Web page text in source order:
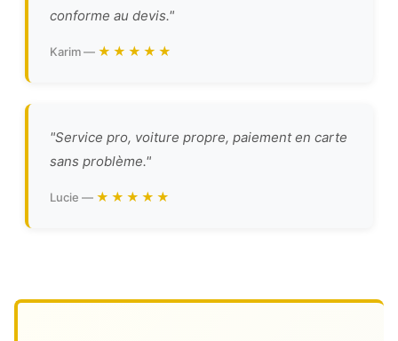
conforme au devis."
Karim — ★★★★★
"Service pro, voiture propre, paiement en carte
sans problème."
Lucie — ★★★★★